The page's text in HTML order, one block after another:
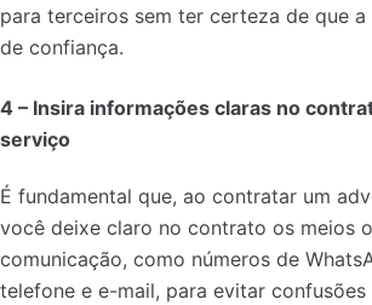
para terceiros sem ter certeza de que a
de confiança.
4 – Insira informações claras no
serviço
É fundamental que, ao contratar um
você deixe claro no contrato os meios
comunicação, como números de
telefone e e-mail, para evitar confusões